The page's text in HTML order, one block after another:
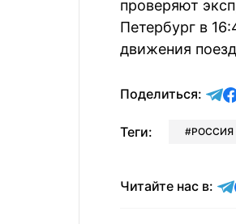
проверяют
Петербург в
движения
Поделиться:
Теги: РОССИЯ
Читайте нас в: